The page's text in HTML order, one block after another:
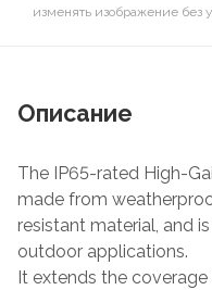
изменять изображение без
Описание
The IP65-rated High-
made from
resistant material, and
outdoor applications.
It extends the